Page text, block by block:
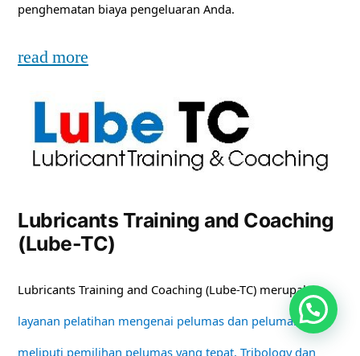
penghematan biaya pengeluaran Anda.
read more
Lubricants Training and Coaching
(Lube-TC)
Lubricants Training and Coaching (Lube-TC) merupakan
layanan pelatihan mengenai pelumas dan pelumasan
meliputi pemilihan pelumas yang tepat, Tribology dan